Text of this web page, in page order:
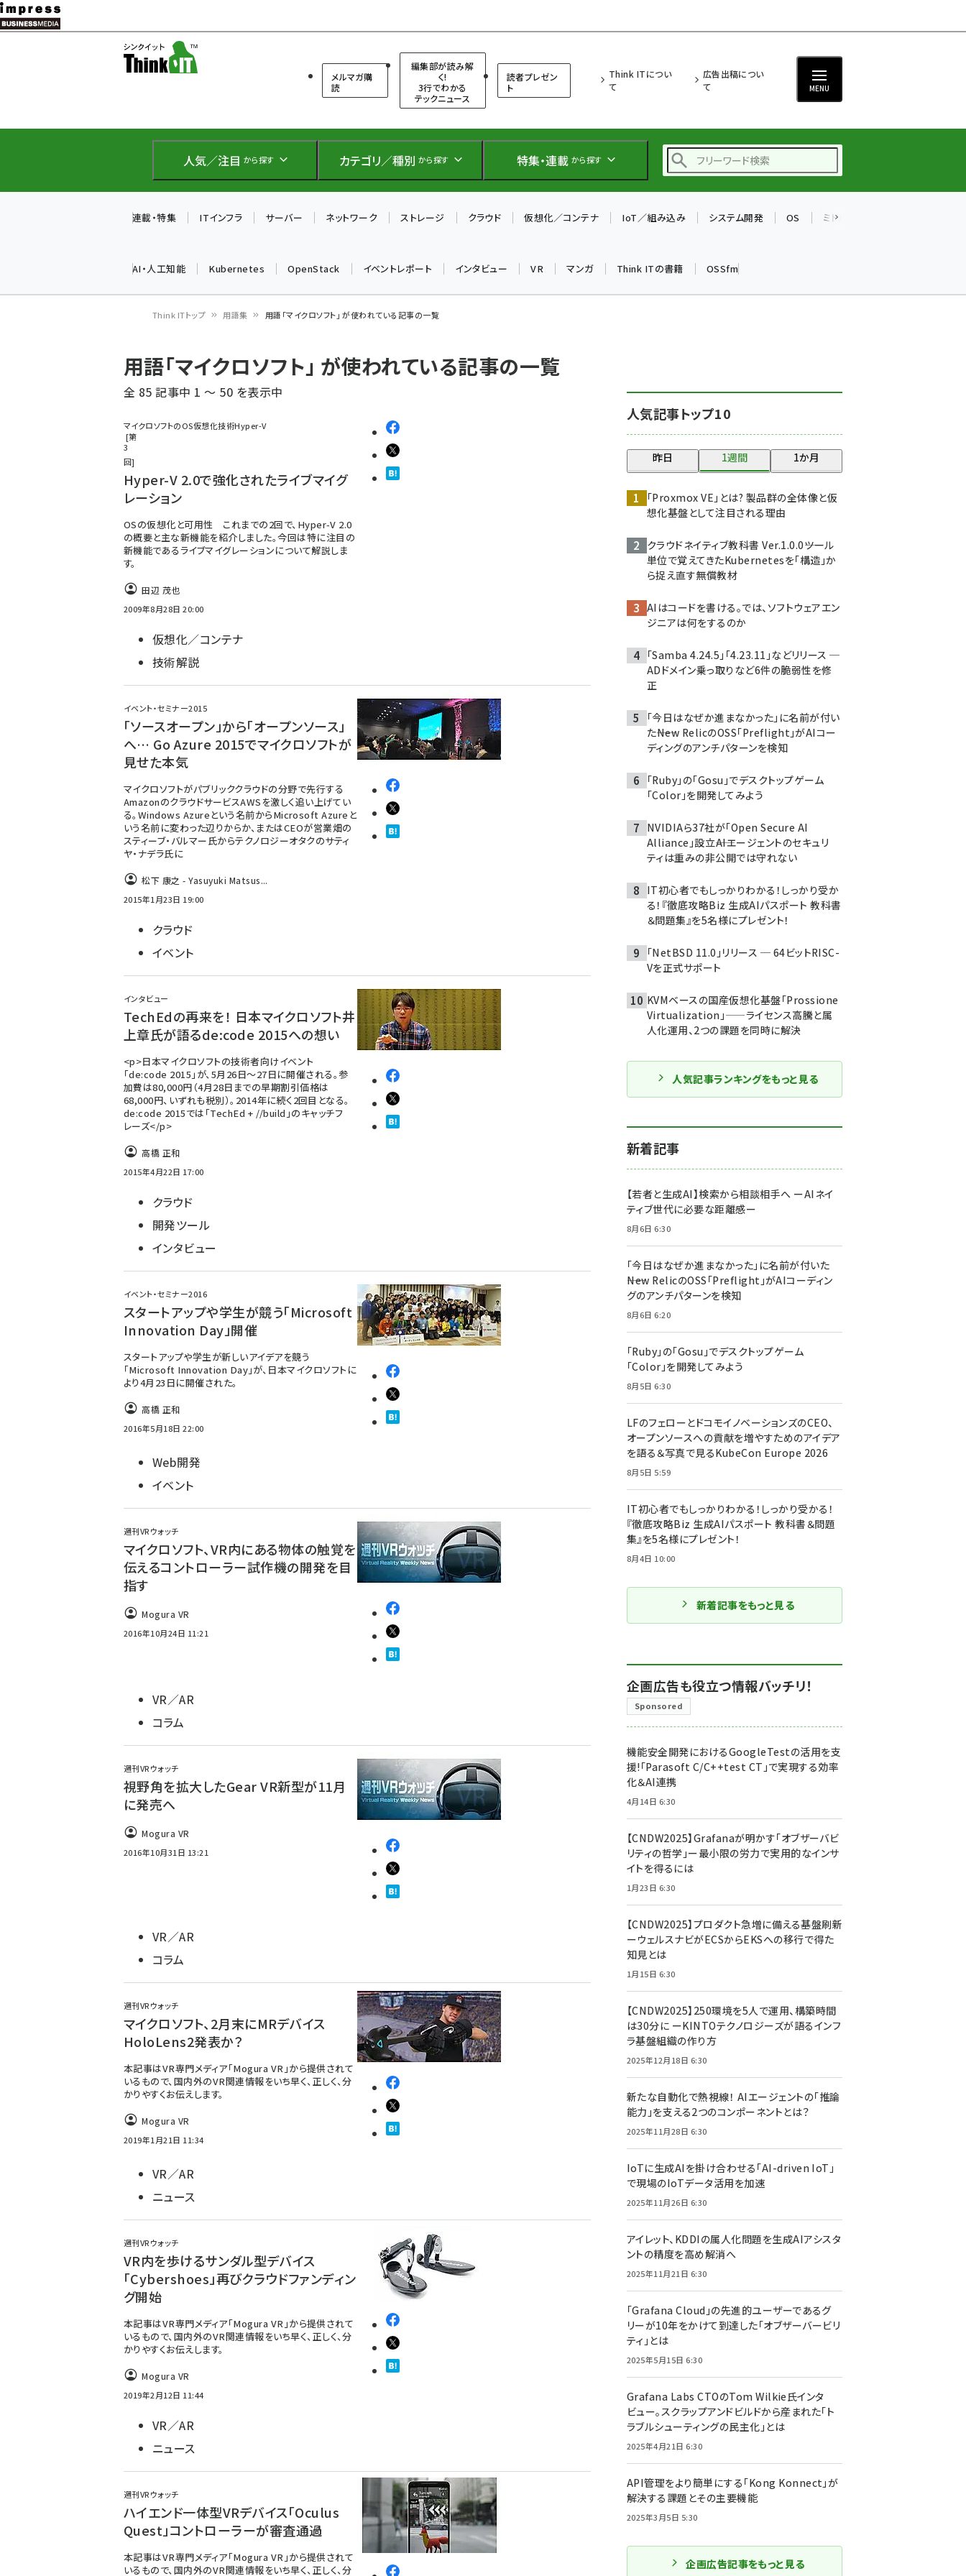
メ
イ
テ
に
メルマガ購
読
編集部が読み解
く!
3行でわかる
テックニュース
読者プレゼン
ト
Think ITについ
て
広告出稿につい
て
MENU
人気／注目 から探す カテゴリ／種別 から探す 特集・連載 から探す
仲間と築いた勝利の絆～
drupal (1940)
genai (1473)
ai crunch (1347)
連載・特集 ITインフラ サーバー ネットワーク ストレージ クラウド 仮想化／コンテナ IoT／組み込み システム開発 OS ミドルウェア
AI・人工知能 Kubernetes OpenStack イベントレポート インタビュー VR マンガ Think ITの書籍 OSSfm
ン
く
ず
Think ITトップ 用語集 用語「マイクロソフト」 が使われている記事の一覧
用語「マイクロソフト」 が使われている記事の一覧
全 85 記事中 1 ～ 50 を表示中
マイクロソフトのOS仮想化技術Hyper-V
第
3
回
Hyper-V 2.0で強化されたライブマイグ
レーション
OSの仮想化と可用性 これまでの2回で、Hyper-V 2.0
の概要と主な新機能を紹介しました。今回は特に注目の
新機能であるライブマイグレーションについて解説しま
す。
田辺 茂也
2009年8月28日 20:00
仮想化／コンテナ
技術解説
イベント・セミナー2015
「ソースオープン」から「オープンソース」
へ… Go Azure 2015でマイクロソフトが
見せた本気
マイクロソフトがパブリッククラウドの分野で先行する
AmazonのクラウドサービスAWSを激しく追い上げてい
る。Windows Azureという名前からMicrosoft Azureと
いう名前に変わった辺りからか、またはCEOが営業畑の
スティーブ・バルマー氏からテクノロジーオタクのサティ
ヤ・ナデラ氏に
松下 康之 - Yasuyuki Matsus...
2015年1月23日 19:00
クラウド
イベント
インタビュー
TechEdの再来を！ 日本マイクロソフト井
上章氏が語るde:code 2015への想い
<p>日本マイクロソフトの技術者向けイベント
「de:code 2015」が、5月26日〜27日に開催される。参
加費は80,000円（4月28日までの早期割引価格は
68,000円、いずれも税別）。2014年に続く2回目となる。
de:code 2015では「TechEd + //build」のキャッチフ
レーズ</p>
高橋 正和
2015年4月22日 17:00
クラウド
開発ツール
インタビュー
イベント・セミナー2016
スタートアップや学生が競う「Microsoft
Innovation Day」開催
スタートアップや学生が新しいアイデアを競う
「Microsoft Innovation Day」が、日本マイクロソフトに
より4月23日に開催された。
高橋 正和
2016年5月18日 22:00
Web開発
イベント
週刊VRウォッチ
マイクロソフト、VR内にある物体の触覚を
伝えるコントローラー試作機の開発を目
指す
Mogura VR
2016年10月24日 11:21
VR／AR
コラム
週刊VRウォッチ
視野角を拡大したGear VR新型が11月
に発売へ
Mogura VR
2016年10月31日 13:21
VR／AR
コラム
週刊VRウォッチ
マイクロソフト、2月末にMRデバイス
HoloLens2発表か？
本記事はVR専門メディア「Mogura VR」から提供されて
いるもので、国内外のVR関連情報をいち早く、正しく、分
かりやすくお伝えします。
Mogura VR
2019年1月21日 11:34
VR／AR
ニュース
週刊VRウォッチ
VR内を歩けるサンダル型デバイス
「Cybershoes」再びクラウドファンディン
グ開始
本記事はVR専門メディア「Mogura VR」から提供されて
いるもので、国内外のVR関連情報をいち早く、正しく、分
かりやすくお伝えします。
Mogura VR
2019年2月12日 11:44
VR／AR
ニュース
週刊VRウォッチ
ハイエンド一体型VRデバイス「Oculus
Quest」コントローラーが審査通過
本記事はVR専門メディア「Mogura VR」から提供されて
いるもので、国内外のVR関連情報をいち早く、正しく、分
人気記事トップ10
昨日 1週間 1か月
「Proxmox VE」とは? 製品群の全体像と仮
想化基盤として注目される理由
クラウドネイティブ教科書 Ver.1.0.0――ツール
単位で覚えてきたKubernetesを「構造」か
ら捉え直す無償教材
AIはコードを書ける。では、ソフトウェアエン
ジニアは何をするのか
「Samba 4.24.5」「4.23.11」などリリース ─
ADドメイン乗っ取りなど6件の脆弱性を修
正
「今日はなぜか進まなかった」に名前が付い
た――New RelicのOSS「Preflight」がAIコー
ディングのアンチパターンを検知
「Ruby」の「Gosu」でデスクトップゲーム
「Color」を開発してみよう
NVIDIAら37社が「Open Secure AI
Alliance」設立――AIエージェントのセキュリ
ティは重みの非公開では守れない
IT初心者でもしっかりわかる！しっかり受か
る！『徹底攻略Biz 生成AIパスポート 教科書
＆問題集』を5名様にプレゼント！
「NetBSD 11.0」リリース ─ 64ビットRISC-
Vを正式サポート
KVMベースの国産仮想化基盤「Prossione
Virtualization」——ライセンス高騰と属
人化運用、2つの課題を同時に解決
人気記事ランキングをもっと見る
新着記事
【若者と生成AI】検索から相談相手へ ーAIネイ
ティブ世代に必要な距離感ー
8月6日 6:30
「今日はなぜか進まなかった」に名前が付いた
――New RelicのOSS「Preflight」がAIコーディン
グのアンチパターンを検知
8月6日 6:20
「Ruby」の「Gosu」でデスクトップゲーム
「Color」を開発してみよう
8月5日 6:30
LFのフェローとドコモイノベーションズのCEO、
オープンソースへの貢献を増やすためのアイデア
を語る＆写真で見るKubeCon Europe 2026
8月5日 5:59
IT初心者でもしっかりわかる！しっかり受かる！
『徹底攻略Biz 生成AIパスポート 教科書＆問題
集』を5名様にプレゼント！
8月4日 10:00
新着記事をもっと見る
企画広告も役立つ情報バッチリ！
Sponsored
機能安全開発におけるGoogleTestの活用を支
援!「Parasoft C/C++test CT」で実現する効率
化＆AI連携
4月14日 6:30
【CNDW2025】Grafanaが明かす「オブザーバビ
リティの哲学」ー最小限の労力で実用的なインサ
イトを得るには
1月23日 6:30
【CNDW2025】プロダクト急増に備える基盤刷新
ーウェルスナビがECSからEKSへの移行で得た
知見とは
1月15日 6:30
【CNDW2025】250環境を5人で運用、構築時間
は30分に ーKINTOテクノロジーズが語るインフ
ラ基盤組織の作り方
2025年12月18日 6:30
新たな自動化で熱視線！ AIエージェントの「推論
能力」を支える2つのコンポーネントとは？
2025年11月28日 6:30
IoTに生成AIを掛け合わせる「AI-driven IoT」
で現場のIoTデータ活用を加速
2025年11月26日 6:30
アイレット、KDDIの属人化問題を生成AIアシスタ
ントの精度を高め解消へ
2025年11月21日 6:30
「Grafana Cloud」の先進的ユーザーであるグ
リーが10年をかけて到達した「オブザーバービリ
ティ」とは
2025年5月15日 6:30
Grafana Labs CTOのTom Wilkie氏インタ
ビュー。スクラップアンドビルドから産まれた「ト
ラブルシューティングの民主化」とは
2025年4月21日 6:30
API管理をより簡単にする「Kong Konnect」が
解決する課題とその主要機能
2025年3月5日 5:30
企画広告記事をもっと見る